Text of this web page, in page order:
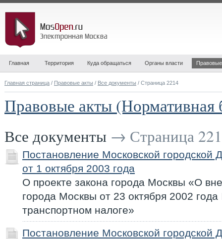
Главная Территория Куда обращаться Органы власти
Главная страница / Правовые акты / Все документы / Страница 2214
Правовые акты (Нормативная
Все документы → Страница
Постановление Московской
от 1 октября 2003 года
О проекте закона города Москвы «О
города Москвы от 23 октября 2002
транспортном налоге»
Постановление Московской